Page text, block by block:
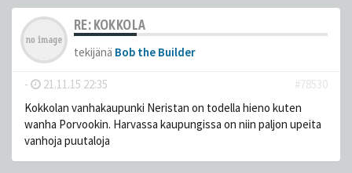
RE: KOKKOLA
tekijänä Bob the Builder
- 21.11.15 22:35
#78530
Kokkolan vanhakaupunki Neristan on todella hieno kuten
wanha Porvookin. Harvassa kaupungissa on niin paljon upeita
vanhoja puutaloja